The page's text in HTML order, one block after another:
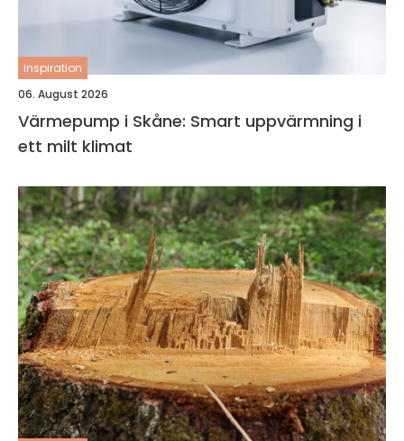
inspiration
06. August 2026
Värmepump i Skåne: Smart uppvärmning i
ett milt klimat